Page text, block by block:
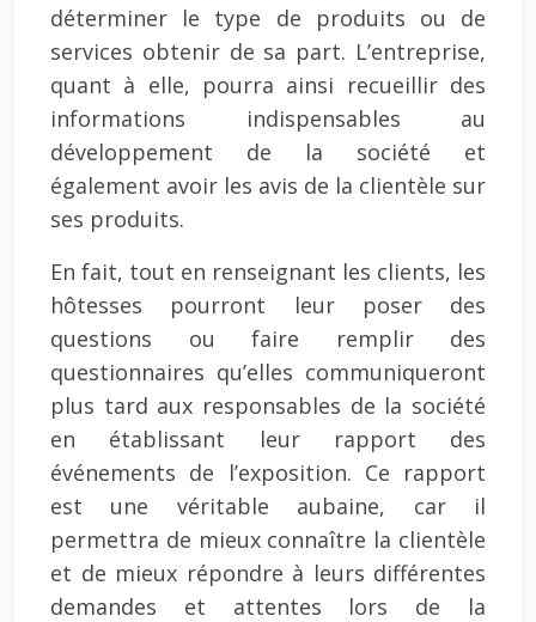
déterminer le type de produits ou de
services obtenir de sa part. L’entreprise,
quant à elle, pourra ainsi recueillir des
informations indispensables au
développement de la société et
également avoir les avis de la clientèle sur
ses produits.
En fait, tout en renseignant les clients, les
hôtesses pourront leur poser des
questions ou faire remplir des
questionnaires qu’elles communiqueront
plus tard aux responsables de la société
en établissant leur rapport des
événements de l’exposition. Ce rapport
est une véritable aubaine, car il
permettra de mieux connaître la clientèle
et de mieux répondre à leurs différentes
demandes et attentes lors de la